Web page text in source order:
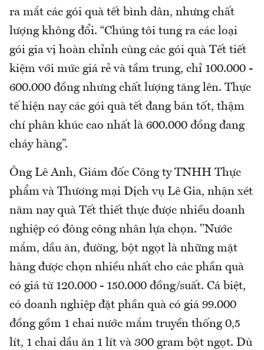
ra mắt các gói quà tết bình dân, nhưng chất
lượng không đổi. “Chúng tôi tung ra các loại
gói gia vị hoàn chỉnh cùng các gói quà Tết tiết
kiệm với mức giá rẻ và tầm trung, chỉ 100.000 -
600.000 đồng nhưng chất lượng tăng lên. Thực
tế hiện nay các gói quà tết đang bán tốt, thậm
chí phân khúc cao nhất là 600.000 đồng đang
cháy hàng”.
Ông Lê Anh, Giám đốc Công ty TNHH Thực
phẩm và Thương mại Dịch vụ Lê Gia, nhận xét
năm nay quà Tết thiết thực được nhiều doanh
nghiệp có đông công nhân lựa chọn. "Nước
mắm, dầu ăn, đường, bột ngọt là những mặt
hàng được chọn nhiều nhất cho các phần quà
có giá từ 120.000 - 150.000 đồng/suất. Cá biệt,
có doanh nghiệp đặt phần quà có giá 99.000
đồng gồm 1 chai nước mắm truyền thống 0,5
lít, 1 chai dầu ăn 1 lít và 300 gram bột ngọt. Dù